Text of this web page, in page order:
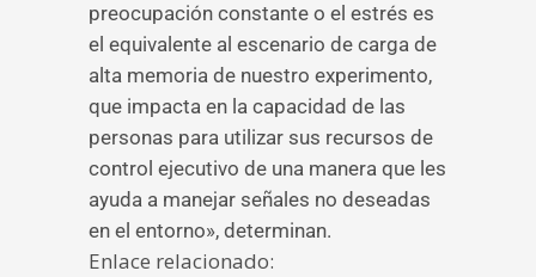
preocupación constante o el estrés es
el equivalente al escenario de carga de
alta memoria de nuestro experimento,
que impacta en la capacidad de las
personas para utilizar sus recursos de
control ejecutivo de una manera que les
ayuda a manejar señales no deseadas
en el entorno», determinan.
Enlace relacionado: